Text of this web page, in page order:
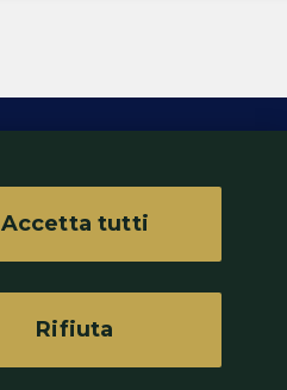
Rifiuta
Accetta tutti